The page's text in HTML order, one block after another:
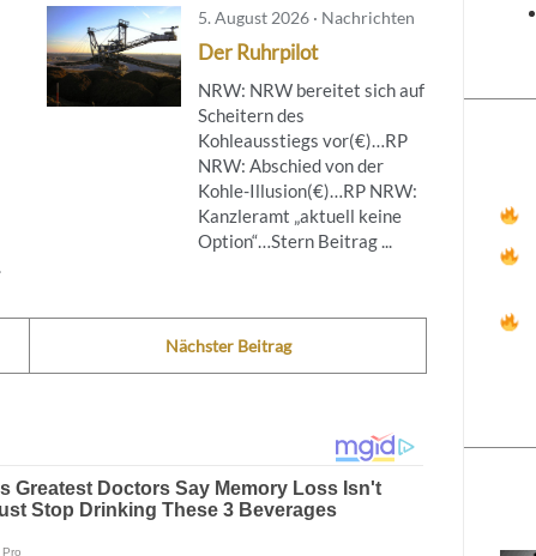
5. August 2026 · Nachrichten
Der Ruhrpilot
NRW: NRW bereitet sich auf
Scheitern des
Kohleausstiegs vor(€)…RP
NRW: Abschied von der
Kohle-Illusion(€)…RP NRW:
Kanzleramt „aktuell keine
Option“…Stern Beitrag ...
Nächster Beitrag